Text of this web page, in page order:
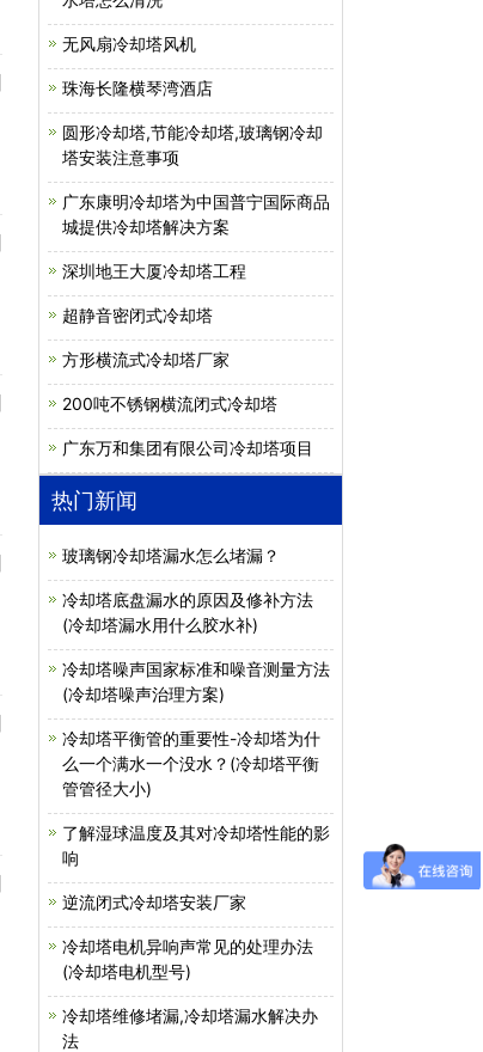
无风扇冷却塔风机
珠海长隆横琴湾酒店
圆形冷却塔,节能冷却塔,玻璃钢冷却
塔安装注意事项
广东康明冷却塔为中国普宁国际商品
城提供冷却塔解决方案
深圳地王大厦冷却塔工程
超静音密闭式冷却塔
方形横流式冷却塔厂家
200吨不锈钢横流闭式冷却塔
广东万和集团有限公司冷却塔项目
热门新闻
玻璃钢冷却塔漏水怎么堵漏？
冷却塔底盘漏水的原因及修补方法
(冷却塔漏水用什么胶水补)
冷却塔噪声国家标准和噪音测量方法
(冷却塔噪声治理方案)
冷却塔平衡管的重要性-冷却塔为什
么一个满水一个没水？(冷却塔平衡
管管径大小)
了解湿球温度及其对冷却塔性能的影
响
逆流闭式冷却塔安装厂家
冷却塔电机异响声常见的处理办法
(冷却塔电机型号)
冷却塔维修堵漏,冷却塔漏水解决办
法